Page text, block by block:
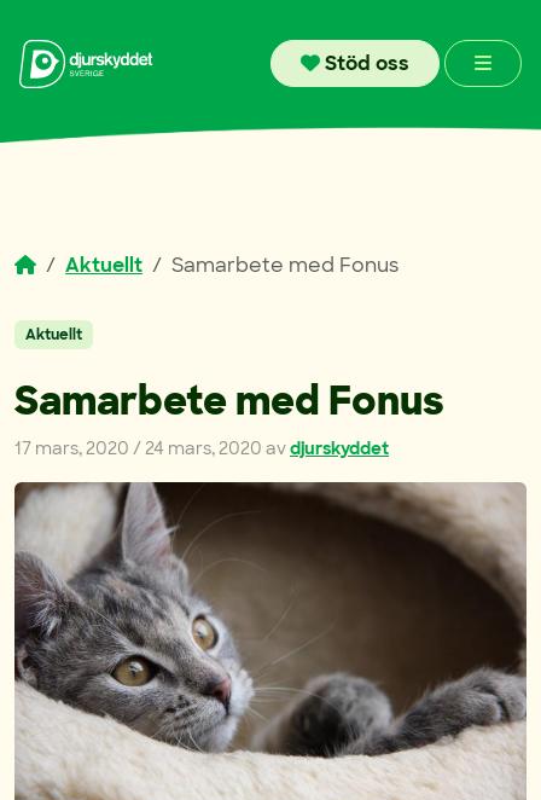
Stöd oss Menu
Aktuellt Samarbete med Fonus
Aktuellt
Samarbete med Fonus
17 mars, 2020 / 24 mars, 2020 avdjurskyddet